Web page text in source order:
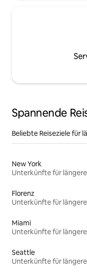
Spannende
Beliebte Reiseziele für
New York
Florenz
Miami
Seattle